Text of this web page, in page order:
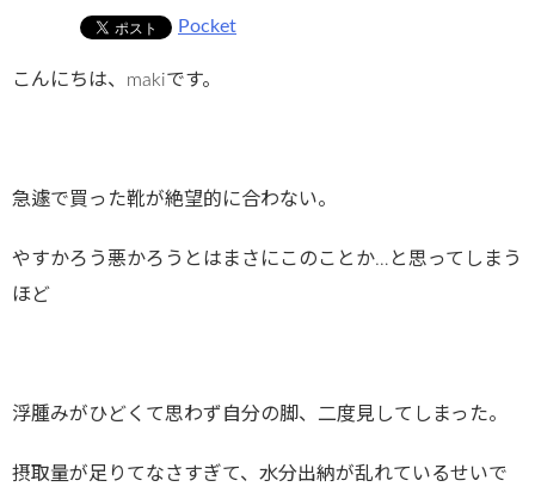
Pocket
こんにちは、makiです。
急遽で買った靴が絶望的に合わない。
やすかろう悪かろうとはまさにこのことか…と思ってしまう
ほど
浮腫みがひどくて思わず自分の脚、二度見してしまった。
摂取量が足りてなさすぎて、水分出納が乱れているせいで